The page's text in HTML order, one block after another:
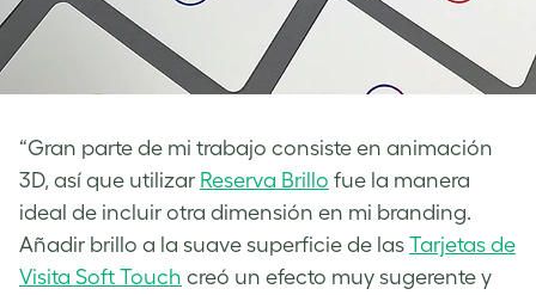
“Gran parte de mi trabajo consiste en animación
3D, así que utilizar Reserva Brillo fue la manera
ideal de incluir otra dimensión en mi branding.
Añadir brillo a la suave superficie de las Tarjetas de
Visita Soft Touch creó un efecto muy sugerente y